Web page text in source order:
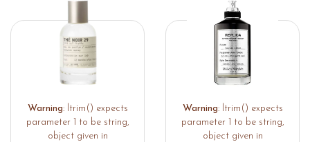
Warning: ltrim() expects
parameter 1 to be string,
object given in
Warning: ltrim() expects
parameter 1 to be string,
object given in